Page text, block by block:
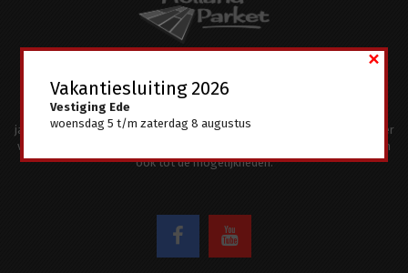
Kwaliteit in aanbod en service staat hoog in het vaandel en dus
onderscheidt Holland Parket zich met een enorm assortiment van
topmerken en een team van gespecialiseerde medewerkers met
jarenlange ervaring in de branche. Onze vloerenleggers leggen uw vloer
volledig naar uw wens. Visgraat en andere patronen of figuren behoren
ook tot de mogelijkheden.
Vakantiesluiting 2026
Vestiging Ede
woensdag 5 t/m zaterdag 8 augustus
×